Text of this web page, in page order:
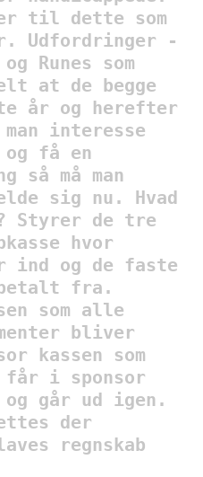
til dette som
Udfordringer -
Runes som
at de begge
år og herefter
interesse
få en
så må man
sig nu. Hvad
Styrer de tre
hvor
ind og de faste
fra.
som alle
bliver
kassen som
får i sponsor
går ud igen.
der
regnskab